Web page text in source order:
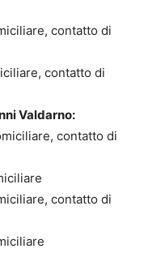
contatto di
contatto di
Valdarno:
contatto di
contatto di